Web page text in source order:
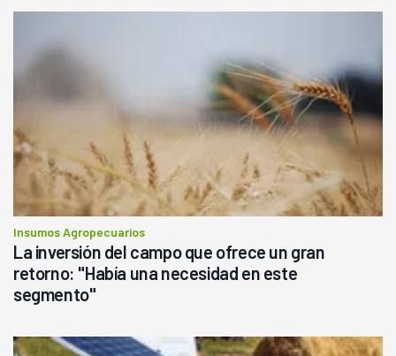
Insumos Agropecuarios
La inversión del campo que ofrece un gran
retorno: "Había una necesidad en este
segmento"